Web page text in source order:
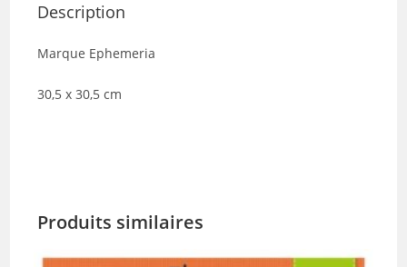
Description
Marque Ephemeria
30,5 x 30,5 cm
Produits similaires